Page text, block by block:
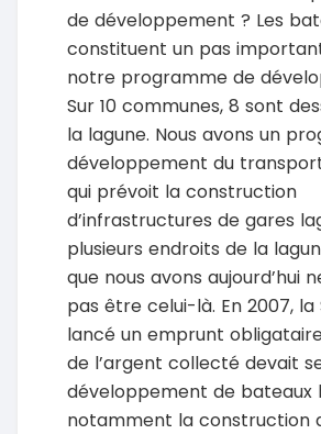
de développement ? Les
constituent un pas
notre programme de
Sur 10 communes, 8 sont
la lagune. Nous avons un
développement du
qui prévoit la construction
d’infrastructures de gares
plusieurs endroits de la
que nous avons aujourd’hui
pas être celui-là. En 2007,
lancé un emprunt
de l’argent collecté devait
développement de bateaux
notamment la construction